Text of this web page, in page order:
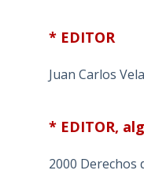
* EDITOR
Juan Carlos
* EDITOR,
2000 Derechos